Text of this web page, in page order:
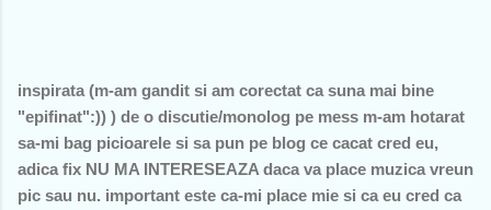
inspirata (m-am gandit si am corectat ca suna mai bine
"epifinat":)) ) de o discutie/monolog pe mess m-am hotarat
sa-mi bag picioarele si sa pun pe blog ce cacat cred eu,
adica fix NU MA INTERESEAZA daca va place muzica vreun
pic sau nu. important este ca-mi place mie si ca eu cred ca